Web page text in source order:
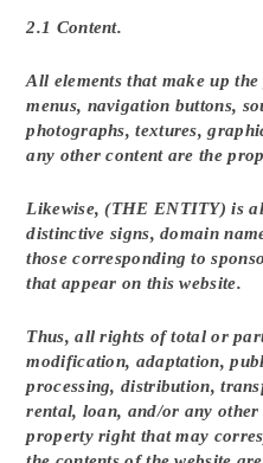
2.1 Content.
All elements that make up
menus, navigation buttons,
photographs, textures,
any other content are the
Likewise, (THE ENTITY) is
distinctive signs, domain
those corresponding to
that appear on this website.
Thus, all rights of total or
modification, adaptation,
processing, distribution,
rental, loan, and/or any
property right that may